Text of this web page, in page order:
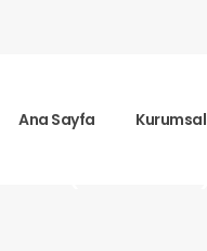
Ana Sayfa Kurumsal
(Turuncu)